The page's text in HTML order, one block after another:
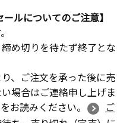
ルについてのご注意】
め切りを待たず終了とな
、ご注文を承った後に売
場合はご連絡申し上げま
お読みください。
ご